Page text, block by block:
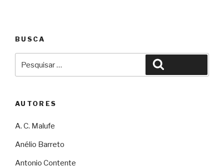
BUSCA
por:
AUTORES
A. C. Malufe
Anélio Barreto
Antonio Contente